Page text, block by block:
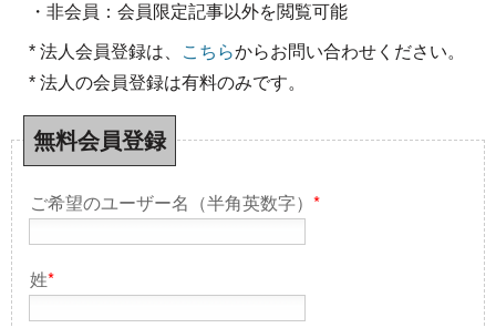
・非会員：会員限定記事以外を閲覧可能
* 法人会員登録は、 こちらからお問い合わせください。
* 法人の会員登録は有料のみです。
無料会員登録
ご希望のユーザー名（半角英数字） *
姓*